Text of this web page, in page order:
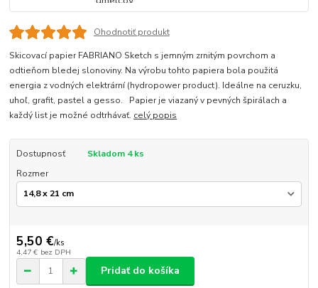
Ohodnotiť produkt
Skicovací papier FABRIANO Sketch s jemným zrnitým povrchom a
odtieňom bledej slonoviny. Na výrobu tohto papiera bola použitá
energia z vodných elektrární (hydropower product). Ideálne na ceruzku,
uhoľ, grafit, pastel a gesso. Papier je viazaný v pevných špirálach a
každý list je možné odtrhávať. celý popis
Dostupnosť
Skladom 4 ks
Rozmer
5,50 €/ks
4,47 € bez DPH
Pridať do košíka